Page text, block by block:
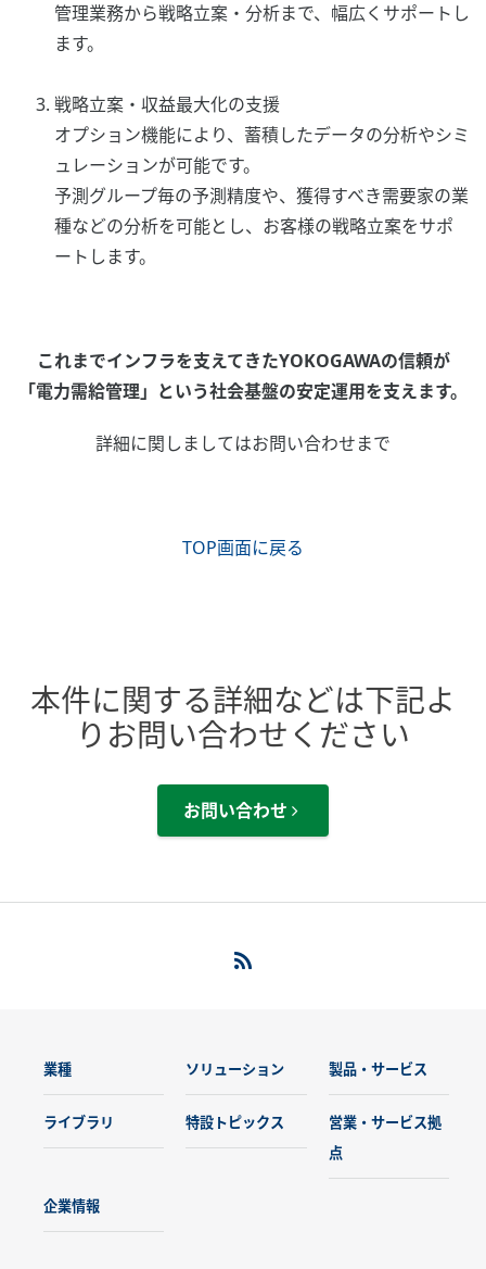
管理業務から戦略立案・分析まで、幅広くサポートし
ます。
戦略立案・収益最大化の支援
オプション機能により、蓄積したデータの分析やシミ
ュレーションが可能です。
予測グループ毎の予測精度や、獲得すべき需要家の業
種などの分析を可能とし、お客様の戦略立案をサポ
ートします。
これまでインフラを支えてきたYOKOGAWAの信頼が
「電力需給管理」という社会基盤の安定運用を支えます。
詳細に関しましてはお問い合わせまで
TOP画面に戻る
本件に関する詳細などは下記よ
りお問い合わせください
お問い合わせ
業種 ソリューション 製品・サービス
ライブラリ 特設トピックス
営業・サービス拠
点
企業情報